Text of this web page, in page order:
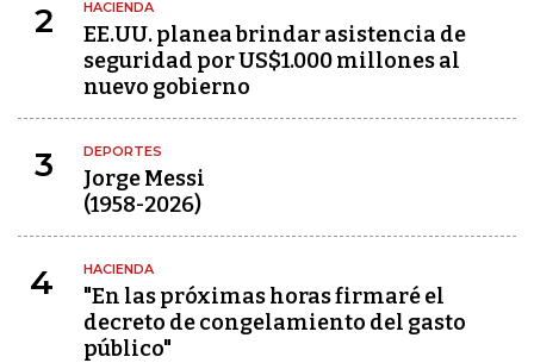
2 HACIENDA
EE.UU. planea brindar asistencia de
seguridad por US$1.000 millones al
nuevo gobierno
3 DEPORTES
Jorge Messi
(1958-2026)
4 HACIENDA
"En las próximas horas firmaré el
decreto de congelamiento del gasto
público"